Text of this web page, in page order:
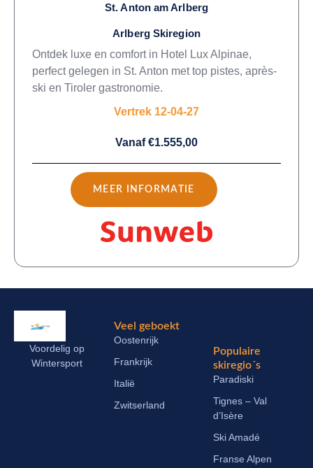
St. Anton am Arlberg
Arlberg Skiregion
Ontdek luxe en comfort in Hotel Lux Alpinae,
perfect gelegen in St. Anton met top pistes, après-
ski en Tiroler gastronomie.
Vertrek 12-04-27
Vanaf €1.555,00
MEER INFORMATIE
Voordelig op
Wintersport
Veel geboekt
Oostenrijk
Frankrijk
Italië
Zwitserland
Populaire
skiregio´s
Paradiski
Tignes – Val
d’Isère
Ski Amadé
Franse Alpen